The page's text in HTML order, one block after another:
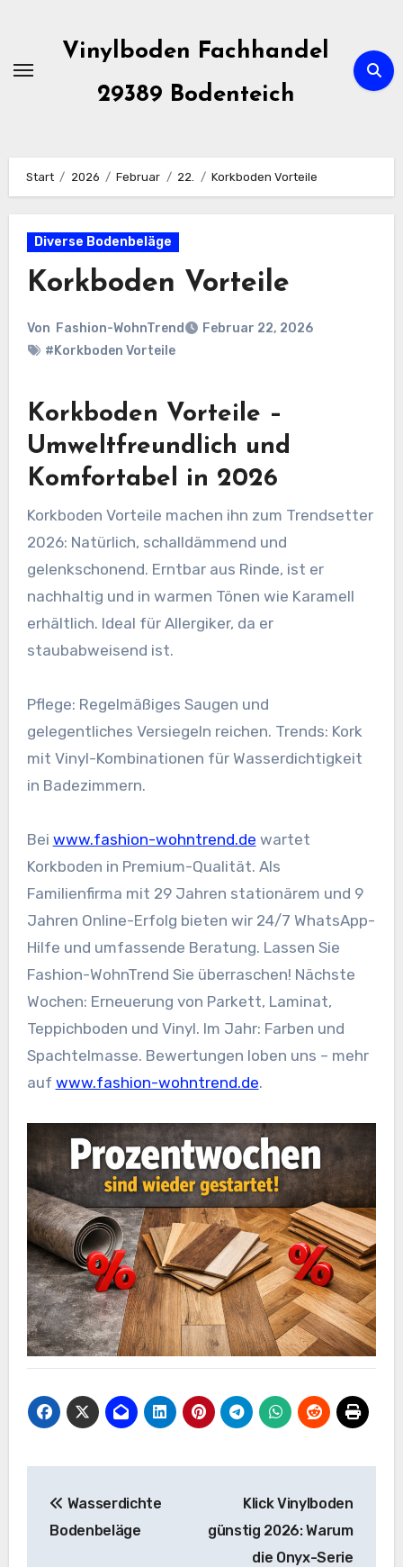
springen
Vinylboden Fachhandel
29389 Bodenteich
Start 2026 Februar 22. Korkboden Vorteile
Diverse Bodenbeläge
Korkboden Vorteile
Von Fashion-WohnTrend
Februar 22, 2026
#Korkboden Vorteile
Korkboden Vorteile –
Umweltfreundlich und
Komfortabel in 2026
Korkboden Vorteile machen ihn zum Trendsetter
2026: Natürlich, schalldämmend und
gelenkschonend. Erntbar aus Rinde, ist er
nachhaltig und in warmen Tönen wie Karamell
erhältlich. Ideal für Allergiker, da er
staubabweisend ist.
Pflege: Regelmäßiges Saugen und
gelegentliches Versiegeln reichen. Trends: Kork
mit Vinyl-Kombinationen für Wasserdichtigkeit
in Badezimmern.
Bei www.fashion-wohntrend.de wartet
Korkboden in Premium-Qualität. Als
Familienfirma mit 29 Jahren stationärem und 9
Jahren Online-Erfolg bieten wir 24/7 WhatsApp-
Hilfe und umfassende Beratung. Lassen Sie
Fashion-WohnTrend Sie überraschen! Nächste
Wochen: Erneuerung von Parkett, Laminat,
Teppichboden und Vinyl. Im Jahr: Farben und
Spachtelmasse. Bewertungen loben uns – mehr
auf www.fashion-wohntrend.de.
Wasserdichte
Bodenbeläge
Klick Vinylboden
günstig 2026: Warum
die Onyx-Serie